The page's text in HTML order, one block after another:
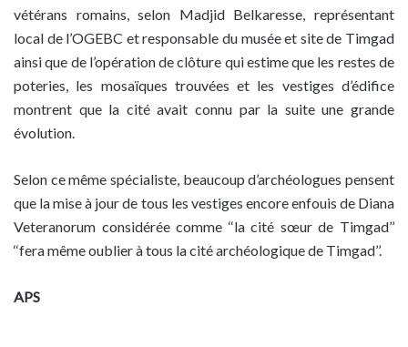
vétérans romains, selon Madjid Belkaresse, représentant
local de l’OGEBC et responsable du musée et site de Timgad
ainsi que de l’opération de clôture qui estime que les restes de
poteries, les mosaïques trouvées et les vestiges d’édifice
montrent que la cité avait connu par la suite une grande
évolution.
Selon ce même spécialiste, beaucoup d’archéologues pensent
que la mise à jour de tous les vestiges encore enfouis de Diana
Veteranorum considérée comme ‘‘la cité sœur de Timgad’’
‘‘fera même oublier à tous la cité archéologique de Timgad’’.
APS